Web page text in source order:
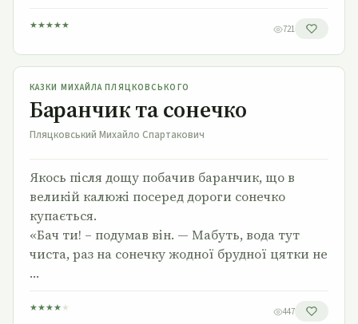
★★★★★ 721
Баранчик та сонечко
КАЗКИ МИХАЙЛА ПЛЯЦКОВСЬКОГО
Баранчик та сонечко
Пляцковський Михайло Спартакович
Якось після дощу побачив баранчик, що в
великій калюжі посеред дороги сонечко
купається.
«Бач ти! – подумав він. — Мабуть, вода тут
чиста, раз на сонечку жодної брудної цятки не
…
★★★★ ★ 447